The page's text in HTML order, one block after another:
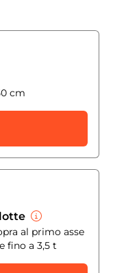
cm
al primo asse
fino a 3,5 t